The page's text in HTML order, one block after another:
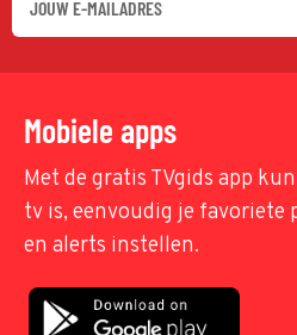
Mobiele apps
Met de gratis TVgids app
tv is, eenvoudig je favoriete
en alerts instellen.